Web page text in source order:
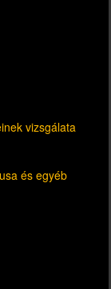
vizsgálata
és egyéb